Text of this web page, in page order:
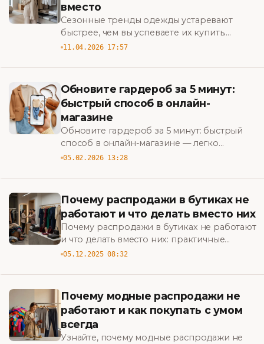
вместо
Сезонные тренды одежды устаревают
быстрее, чем вы успеваете их купить.
Узнайте, как формировать стиль, который
бюджета.
11.04.2026 17:57
Обновите гардероб за 5 минут:
быстрый способ в онлайн-
магазине
Обновите гардероб за 5 минут: быстрый
способ в онлайн-магазине — легко
подберите стильные комплекты,
предложения.
05.02.2026 13:28
Почему распродажи в бутиках не
работают и что делать вместо них
Почему распродажи в бутиках не работают
и что делать вместо них: практичные
стратегии повышения прибыли,
ценности бренда. BigBazar
05.12.2025 08:32
Почему модные распродажи не
работают и как покупать с умом
всегда
Узнайте, почему модные распродажи не